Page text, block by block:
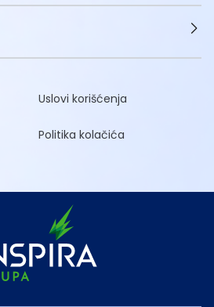
Uslovi korišćenja
Politika kolačića